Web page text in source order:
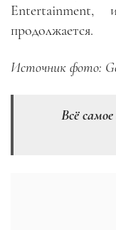
продолжается.
Источник фото:
Всё